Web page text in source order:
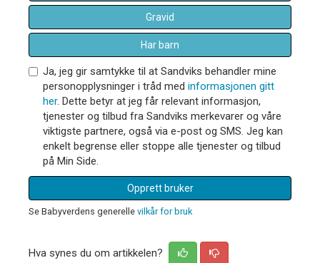
Gravid
Har barn
Ja, jeg gir samtykke til at Sandviks behandler mine
personopplysninger i tråd med informasjonen gitt
her. Dette betyr at jeg får relevant informasjon,
tjenester og tilbud fra Sandviks merkevarer og våre
viktigste partnere, også via e-post og SMS. Jeg kan
enkelt begrense eller stoppe alle tjenester og tilbud
på Min Side.
Opprett bruker
Se Babyverdens generelle vilkår for bruk
Hva synes du om artikkelen?